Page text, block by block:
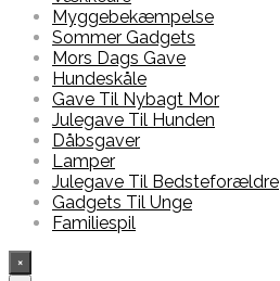
Myggebekæmpelse
Sommer Gadgets
Mors Dags Gave
Hundeskåle
Gave Til Nybagt Mor
Julegave Til Hunden
Dåbsgaver
Lamper
Julegave Til Bedsteforældre
Gadgets Til Unge
Familiespil
×